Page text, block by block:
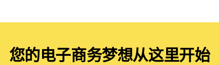
您的电子商务梦想从这里开始